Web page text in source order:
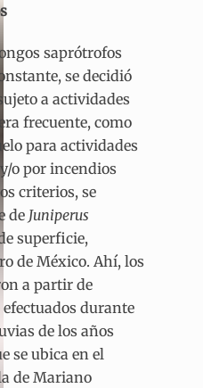
saprótrofos
se decidió
a actividades
frecuente, como
para actividades
o por incendios
criterios, se
de Juniperus
superficie,
de México. Ahí, los
a partir de
durante
de los años
se ubica en el
de Mariano